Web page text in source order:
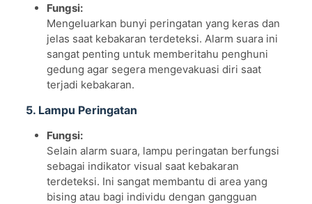
Fungsi:
Mengeluarkan bunyi peringatan yang keras dan
jelas saat kebakaran terdeteksi. Alarm suara ini
sangat penting untuk memberitahu penghuni
gedung agar segera mengevakuasi diri saat
terjadi kebakaran.
5. Lampu Peringatan
Fungsi:
Selain alarm suara, lampu peringatan berfungsi
sebagai indikator visual saat kebakaran
terdeteksi. Ini sangat membantu di area yang
bising atau bagi individu dengan gangguan